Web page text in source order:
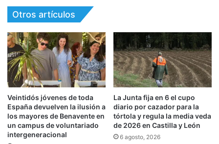
Otros artículos
Veintidós jóvenes de toda
España devuelven la ilusión a
los mayores de Benavente en
un campus de voluntariado
intergeneracional
La Junta fija en 6 el cupo
diario por cazador para la
tórtola y regula la media veda
de 2026 en Castilla y León
6 agosto, 2026